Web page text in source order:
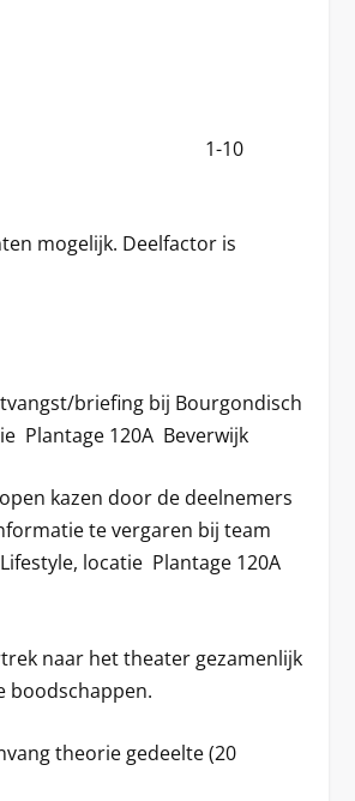
1-10
mogelijk. Deelfactor is
briefing bij Bourgondisch
Plantage 120A Beverwijk
kazen door de deelnemers
te vergaren bij team
locatie Plantage 120A
naar het theater gezamenlijk
boodschappen.
theoriegedeelte (20